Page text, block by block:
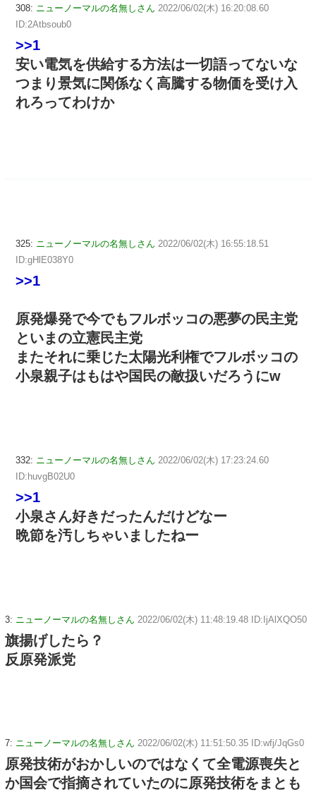
308: ニューノーマルの名無しさん 2022/06/02(木) 16:20:08.60
ID:2Atbsoub0
>>1
安い電気を供給する方法は一切語ってないな
つまり景気に関係なく高騰する物価を受け入
れろってわけか
325: ニューノーマルの名無しさん 2022/06/02(木) 16:55:18.51
ID:gHlE038Y0
>>1
原発爆発で今でもフルボッコの悪夢の民主党
といまの立憲民主党
またそれに乗じた太陽光利権でフルボッコの
小泉親子はもはや国民の敵扱いだろうにw
332: ニューノーマルの名無しさん 2022/06/02(木) 17:23:24.60
ID:huvgB02U0
>>1
小泉さん好きだったんだけどなー
晩節を汚しちゃいましたねー
3: ニューノーマルの名無しさん 2022/06/02(木) 11:48:19.48 ID:IjAlXQO50
旗揚げしたら？
反原発派党
7: ニューノーマルの名無しさん 2022/06/02(木) 11:51:50.35 ID:wfj/JqGs0
原発技術がおかしいのではなくて全電源喪失と
か国会で指摘されていたのに原発技術をまとも